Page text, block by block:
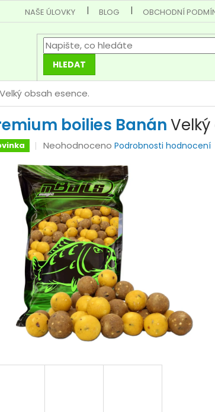
NAŠE ÚLOVKY BLOG OBCHODNÍ
HLEDAT
Velký obsah esence.
boilies Banán
Průměrné
produktu
je
0,0
z
5
hvězdiček.
Neohodnoceno Podrobnosti hodnocení